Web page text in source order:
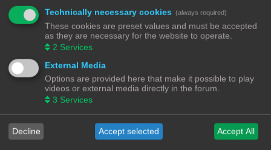
Hoi
Ik stel mijzelf voor
Laatste bericht door
Hardy «15/02/26, 09:54
Reacties:2
Laatste bericht door
Reacties:10 1
Weer eens wat anders dan Reddit
Pindakaas
Technically necessary cookies (always required)
These cookies are preset values and must be accepted
as they are necessary for the website to operate.
2 Services
External Media
Options are provided here that make it possible to play
videos or external media directly in the forum.
3 Services
Decline Accept selected Accept All